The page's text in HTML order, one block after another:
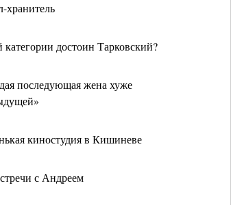
хранитель
категории достоин Тарковский?
последующая жена хуже
киностудия в Кишиневе
с Андреем